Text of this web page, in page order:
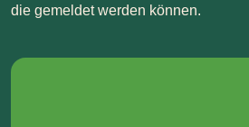
die gemeldet werden können.